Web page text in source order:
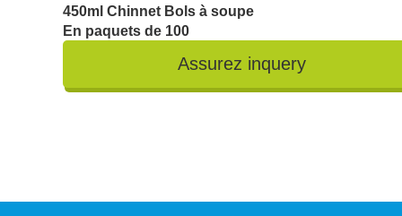
450ml Chinnet Bols à soupe
En paquets de 100